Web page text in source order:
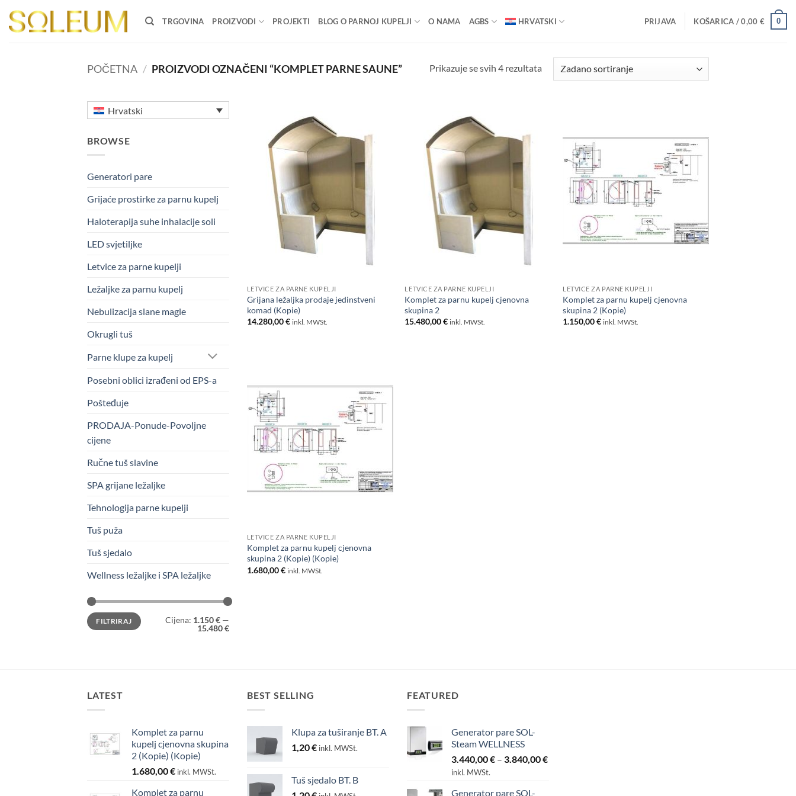
content
TRGOVINA PROIZVODI PROJEKTI BLOG O PARNOJ KUPELJI O NAMA AGBS HRVATSKI PRIJAVA KOŠARICA /0,00 € 0
POČETNA / PROIZVODI OZNAČENI “KOMPLET PARNE SAUNE” Prikazuje se svih 4 rezultata
Hrvatski
BROWSE
Generatori pare
Grijaće prostirke za parnu kupelj
Haloterapija suhe inhalacije soli
LED svjetiljke
Letvice za parne kupelji
Ležaljke za parnu kupelj
Nebulizacija slane magle
Okrugli tuš
Parne klupe za kupelj
Posebni oblici izrađeni od EPS-a
Pošteđuje
PRODAJA-Ponude-Povoljne
cijene
Ručne tuš slavine
SPA grijane ležaljke
Tehnologija parne kupelji
Tuš puža
Tuš sjedalo
Wellness ležaljke i SPA ležaljke
Min
cijena
Maks
cijenaFILTRIRAJ Cijena: 1.150 € —
15.480 €
LETVICE ZA PARNE KUPELJI
Grijana ležaljka prodaje jedinstveni
komad (Kopie)
14.280,00€ inkl. MWSt.
LETVICE ZA PARNE KUPELJI
Komplet za parnu kupelj cjenovna
skupina 2
15.480,00€ inkl. MWSt.
LETVICE ZA PARNE KUPELJI
Komplet za parnu kupelj cjenovna
skupina 2 (Kopie)
1.150,00€ inkl. MWSt.
LETVICE ZA PARNE KUPELJI
Komplet za parnu kupelj cjenovna
skupina 2 (Kopie) (Kopie)
1.680,00€ inkl. MWSt.
LATEST
Komplet za parnu
kupelj cjenovna skupina
2 (Kopie) (Kopie)
1.680,00€ inkl. MWSt.
Komplet za parnu
BEST SELLING
Klupa za tuširanje BT. A
1,20€ inkl. MWSt.
Tuš sjedalo BT. B
FEATURED
Generator pare SOL-
Steam WELLNESS
3.440,00€ – 3.840,00€Raspon
inkl. MWSt.
Generator pare SOL-